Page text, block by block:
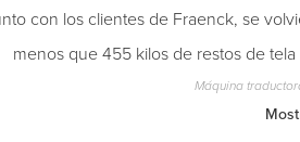
con los clientes de Fraenck, se
menos que 455 kilos de restos de
Máquina